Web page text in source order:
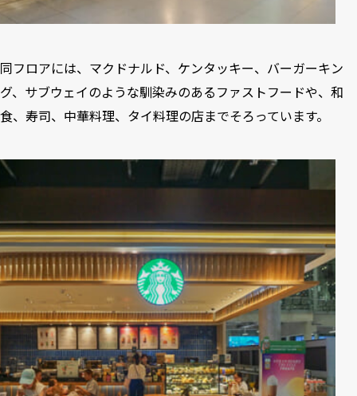
同フロアには、マクドナルド、ケンタッキー、バーガーキン
グ、サブウェイのような馴染みのあるファストフードや、和
食、寿司、中華料理、タイ料理の店までそろっています。